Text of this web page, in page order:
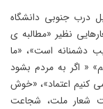
درب جنوبی دانشگاه
کرده و شعارهایی نظیر «مطالبه ی
دشمنانه است»، «ما
« اگر به مردم بشود
کنیم اعتماد»، «خوش
شعار ملت، شجاعت